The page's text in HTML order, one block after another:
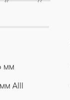
мм
АIII